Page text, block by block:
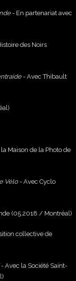
- En partenariat avec
des Noirs
- Avec Thibault
Maison de la Photo de
Vélo- Avec Cyclo
(05.2018 / Montréal)
collective de
- Avec la Société Saint-